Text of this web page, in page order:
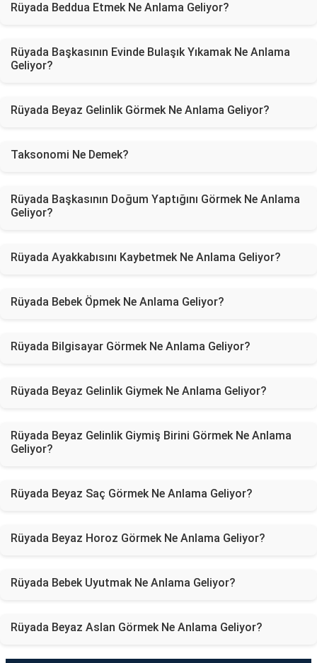
Rüyada Beddua Etmek Ne Anlama Geliyor?
Rüyada Başkasının Evinde Bulaşık Yıkamak Ne Anlama
Geliyor?
Rüyada Beyaz Gelinlik Görmek Ne Anlama Geliyor?
Taksonomi Ne Demek?
Rüyada Başkasının Doğum Yaptığını Görmek Ne Anlama
Geliyor?
Rüyada Ayakkabısını Kaybetmek Ne Anlama Geliyor?
Rüyada Bebek Öpmek Ne Anlama Geliyor?
Rüyada Bilgisayar Görmek Ne Anlama Geliyor?
Rüyada Beyaz Gelinlik Giymek Ne Anlama Geliyor?
Rüyada Beyaz Gelinlik Giymiş Birini Görmek Ne Anlama
Geliyor?
Rüyada Beyaz Saç Görmek Ne Anlama Geliyor?
Rüyada Beyaz Horoz Görmek Ne Anlama Geliyor?
Rüyada Bebek Uyutmak Ne Anlama Geliyor?
Rüyada Beyaz Aslan Görmek Ne Anlama Geliyor?